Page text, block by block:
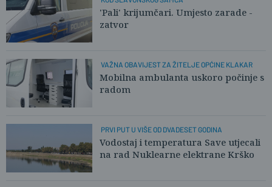
'Pali' krijumčari. Umjesto zarade -
zatvor
VAŽNA OBAVIJEST ZA ŽITELJE OPĆINE KLAKAR
Mobilna ambulanta uskoro počinje s
radom
PRVI PUT U VIŠE OD DVADESET GODINA
Vodostaj i temperatura Save utjecali
na rad Nuklearne elektrane Krško